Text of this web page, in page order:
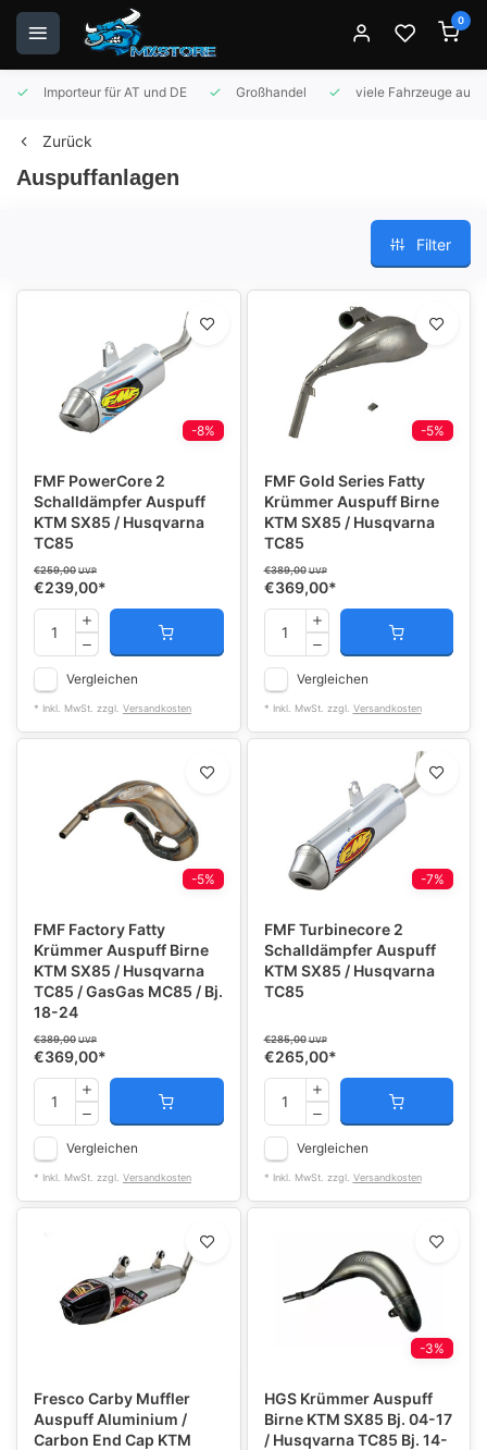
0
Importeur für AT und DE Großhandel viele Fahrzeuge auf
Zurück
Auspuffanlagen
Filter
-8%
FMF PowerCore 2
Schalldämpfer Auspuff
KTM SX85 / Husqvarna
TC85
€259,00 UVP
€239,00*
Vergleichen
* Inkl. MwSt. zzgl. Versandkosten
-5%
FMF Gold Series Fatty
Krümmer Auspuff Birne
KTM SX85 / Husqvarna
TC85
€389,00 UVP
€369,00*
Vergleichen
* Inkl. MwSt. zzgl. Versandkosten
-5%
FMF Factory Fatty
Krümmer Auspuff Birne
KTM SX85 / Husqvarna
TC85 / GasGas MC85 / Bj.
18-24
€389,00 UVP
€369,00*
Vergleichen
* Inkl. MwSt. zzgl. Versandkosten
-7%
FMF Turbinecore 2
Schalldämpfer Auspuff
KTM SX85 / Husqvarna
TC85
€285,00 UVP
€265,00*
Vergleichen
* Inkl. MwSt. zzgl. Versandkosten
Fresco Carby Muffler
Auspuff Aluminium /
Carbon End Cap KTM
-3%
HGS Krümmer Auspuff
Birne KTM SX85 Bj. 04-17
/ Husqvarna TC85 Bj. 14-